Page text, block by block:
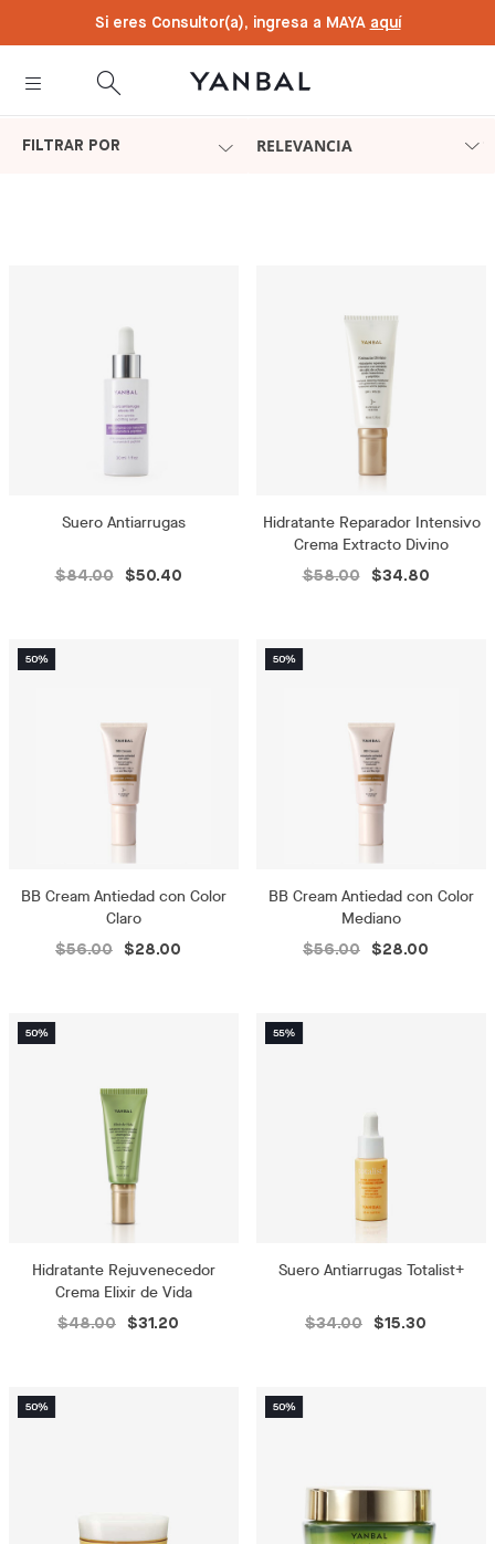
Si eres Consultor(a), ingresa a MAYA aquí
FILTRAR POR RELEVANCIA
Suero Antiarrugas
$84.00 $50.40
Hidratante Reparador Intensivo
Crema Extracto Divino
$58.00 $34.80
BB Cream Antiedad con Color
Claro
$56.00 $28.00
BB Cream Antiedad con Color
Mediano
$56.00 $28.00
Hidratante Rejuvenecedor
Crema Elixir de Vida
$48.00 $31.20
Suero Antiarrugas Totalist+
$34.00 $15.30